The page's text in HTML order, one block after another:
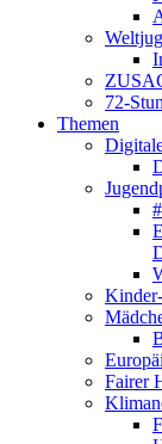
72-
Themen
Fairer